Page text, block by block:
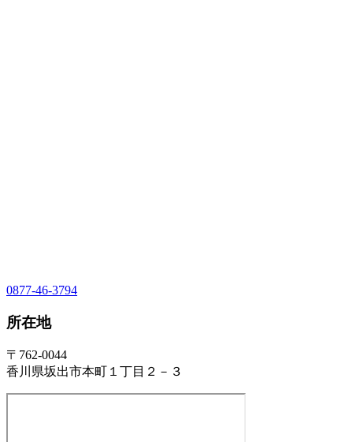
0877-46-3794
所在地
〒762-0044
香川県坂出市本町１丁目２－３